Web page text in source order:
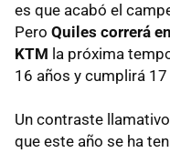
es que acabó el
Pero Quiles correrá
KTM la próxima
16 años y cumplirá
Un contraste
que este año se ha